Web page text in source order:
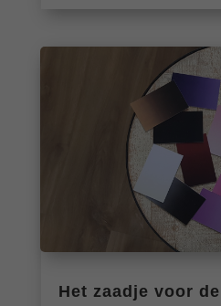
Het zaadje voor